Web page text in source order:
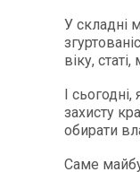
У складні
віку,
І
захисту
обирати
Саме